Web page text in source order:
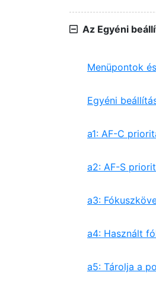
Az Egyéni
Menüpontok
Egyéni
a1: AF-C
a2: AF-S
a3:
a4: Használt
a5: Tárolja a